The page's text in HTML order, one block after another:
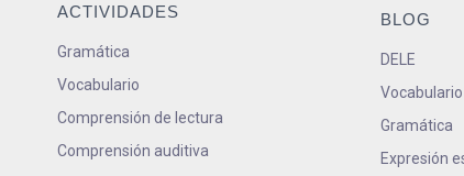
ACTIVIDADES
Gramática
Vocabulario
Comprensión de lectura
Comprensión auditiva
BLOG
DELE
Vocabulario
Gramática
Expresión